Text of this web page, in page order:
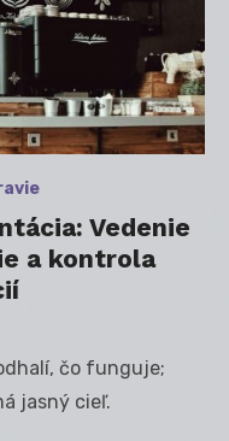
Vedenie
a kontrola
čo funguje;
jasný cieľ.